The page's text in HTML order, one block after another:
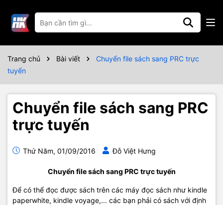
Trang chủ Bài viết
Chuyển file sách sang PRC trực
tuyến
Chuyển file sách sang PRC
trực tuyến
Thứ Năm, 01/09/2016 Đỗ Việt Hưng
Chuyển file sách sang PRC trực tuyến
Để có thể đọc được sách trên các máy đọc sách như kindle
paperwhite, kindle voyage,... các bạn phải có sách với định